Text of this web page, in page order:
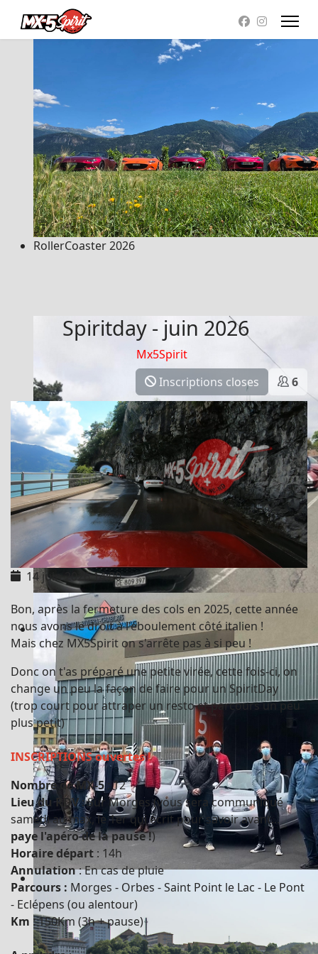
RollerCoaster 2026
Mazda Help 2020
Mazda Help 2020
Spiritday - juin 2026
Mx5Spirit
Inscriptions closes
6
14 juin 202614:00
Bon, après la fermeture des cols en 2025, cette année
nous avons le droit à l'éboulement côté italien !
Mais chez MX5Spirit on s'arrête pas à si peu !
Donc on t'as préparé une petite virée, cette fois-ci, on
change un peu la façon de faire pour un SpiritDay
(trop court pour attraper un resto et parcours un peu
plus petit)
INSCRIPTIONS ouvertes !
Nombre de MX-5: 12
Lieu du RDV: Sur Morges (vous sera communiqué
samedi au max, le 1er qui écrit pour savoir avant...
paye l'apéro de la pause !)
Horaire départ : 14h
Annulation: En cas de pluie
Parcours : Morges - Orbes - Saint Point le Lac - Le Pont
- Eclépens (ou alentour)
Km : 150Km (3h + pause)